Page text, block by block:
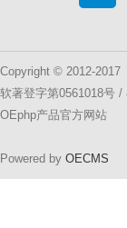
Copyright © 2012-
软著登字第0561018号 /
OEphp产品官方网站
Powered by OECMS